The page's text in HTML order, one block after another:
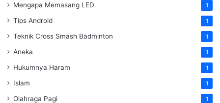
Mengapa Memasang LED 1
Tips Android 1
Teknik Cross Smash Badminton 1
Aneka 1
Hukumnya Haram 1
Islam 1
Olahraga Pagi 1